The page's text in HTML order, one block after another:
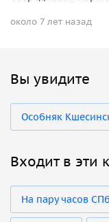
около 7 лет назад
Вы увидите
Особняк
Входит в эти
На пару часов